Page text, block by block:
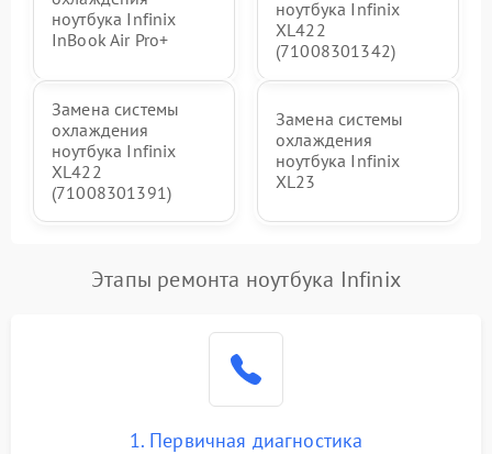
ноутбука Infinix
InBook Air Pro+
ноутбука Infinix
XL422
(71008301342)
Замена системы
охлаждения
ноутбука Infinix
XL422
(71008301391)
Замена системы
охлаждения
ноутбука Infinix
XL23
Этапы ремонта ноутбука Infinix
1. Первичная диагностика